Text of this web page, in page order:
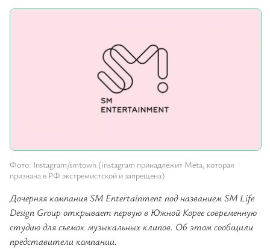
Фото: Instagram/smtown (instagram принадлежит Meta, которая
признана в РФ экстремистской и запрещена)
Дочерняя компания SM Entertainment под названием SM Life
Design Group открывает первую в Южной Корее современную
студию для съемок музыкальных клипов. Об этом сообщили
представители компании.